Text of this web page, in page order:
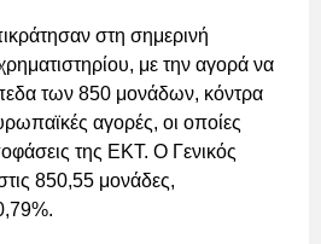
στη σημερινή
με την αγορά να
των 850 μονάδων, κόντρα
αγορές, οι οποίες
της ΕΚΤ. O Γενικός
850,55 μονάδες,